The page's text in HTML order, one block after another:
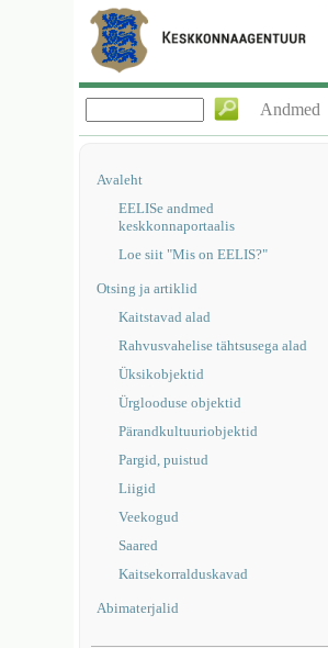
Andmed
Avaleht
EELISe andmed
keskkonnaportaalis
Loe siit "Mis on EELIS?"
Otsing ja artiklid
Kaitstavad alad
Rahvusvahelise tähtsusega alad
Üksikobjektid
Ürglooduse objektid
Pärandkultuuriobjektid
Pargid, puistud
Liigid
Veekogud
Saared
Kaitsekorralduskavad
Abimaterjalid